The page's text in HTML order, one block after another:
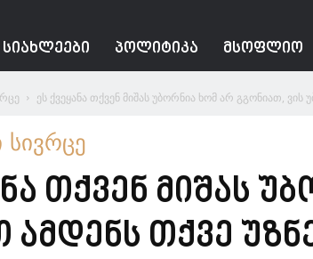
ᲡᲘᲐᲮᲚᲔᲔᲑᲘ ᲞᲝᲚᲘᲢᲘᲙᲐ ᲛᲡᲝᲤᲚᲘᲝ
ეს ქვეყანა თქვენ მიშას უბორნია ხომ არ გგონიათ, ვის
თქვენ მიშას
ამდენს თქვე